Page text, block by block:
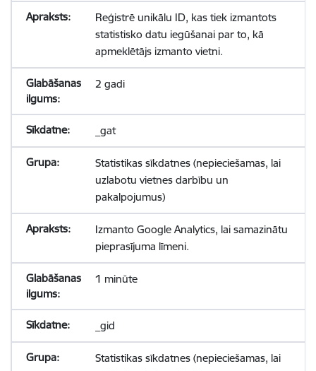
Reģistrē unikālu ID, kas tiek izmantots
statistisko datu iegūšanai par to, kā
apmeklētājs izmanto vietni.
2 gadi
_gat
Statistikas sīkdatnes (nepieciešamas, lai
uzlabotu vietnes darbību un
pakalpojumus)
Izmanto Google Analytics, lai samazinātu
pieprasījuma līmeni.
1 minūte
_gid
Statistikas sīkdatnes (nepieciešamas, lai